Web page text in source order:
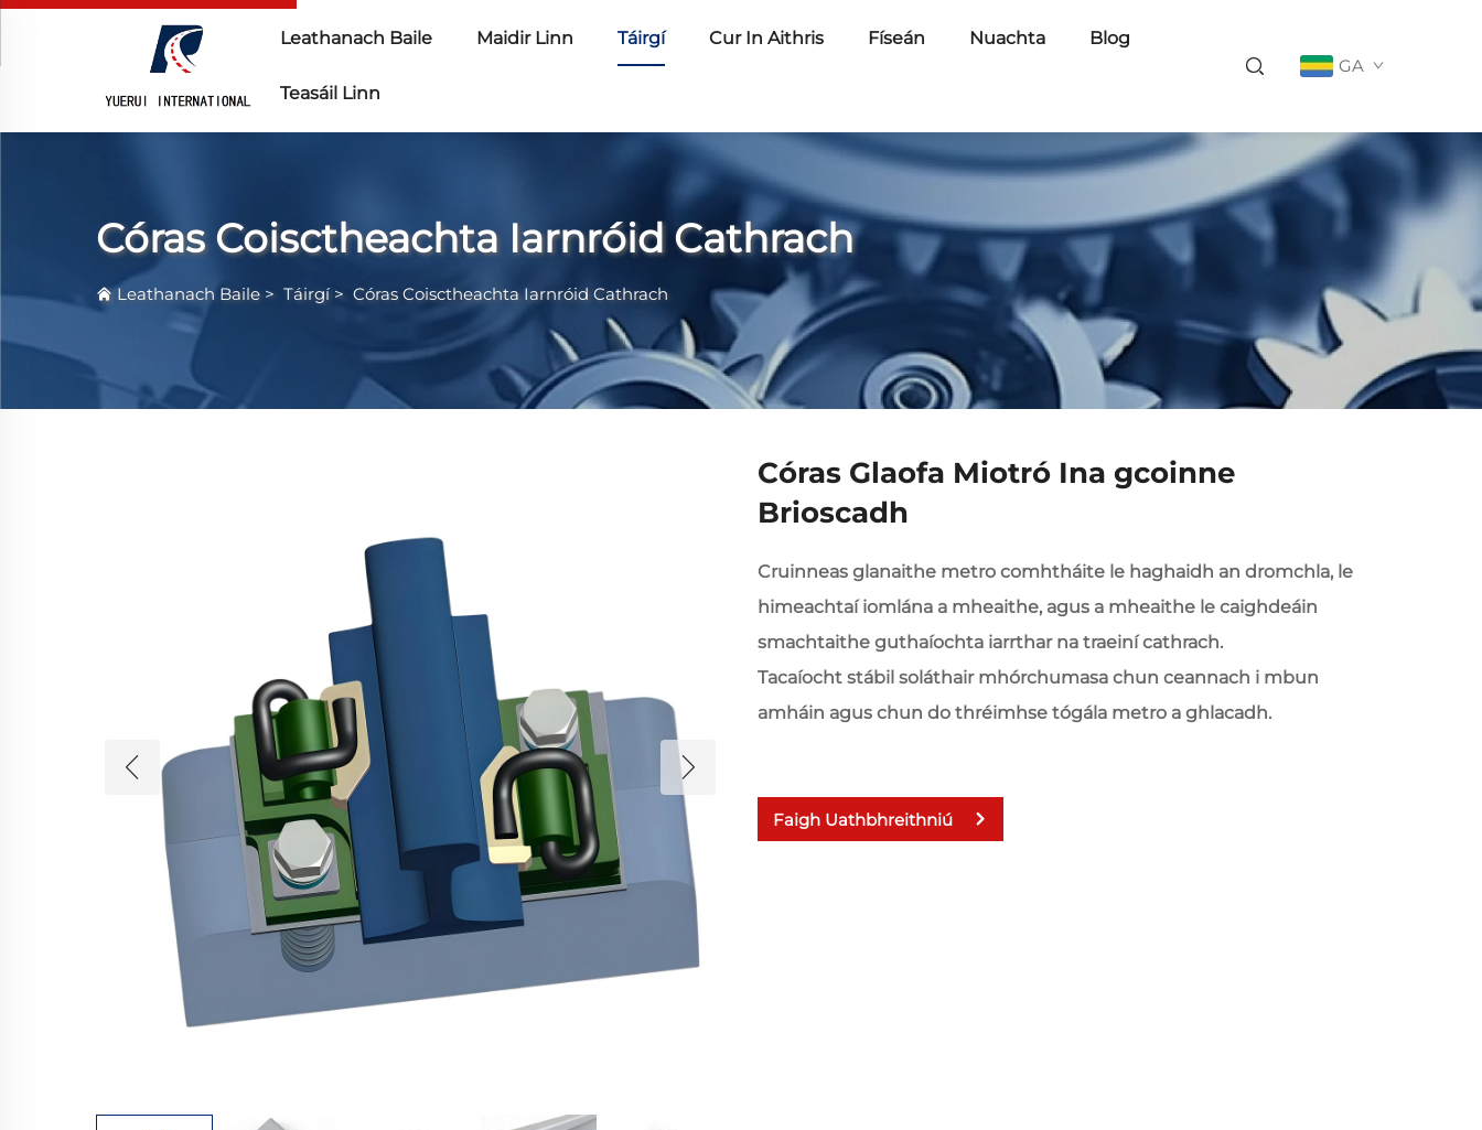
Leathanach Baile Maidir Linn Táirgí Cur In Aithris Físeán Nuachta Blog
Teasáil Linn
GA
Córas Coisctheachta Iarnróid Cathrach
Leathanach Baile > Táirgí> Córas Coisctheachta Iarnróid Cathrach
Córas Glaofa Miotró Ina gcoinne
Brioscadh
Cruinneas glanaithe metro comhtháite le haghaidh an dromchla, le
himeachtaí iomlána a mheaithe, agus a mheaithe le caighdeáin
smachtaithe guthaíochta iarrthar na traeiní cathrach.
Tacaíocht stábil soláthair mhórchumasa chun ceannach i mbun
amháin agus chun do thréimhse tógála metro a ghlacadh.
Faigh Uathbhreithniú